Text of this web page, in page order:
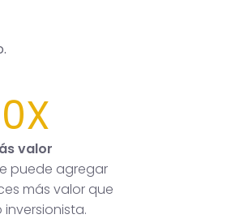
valor
puede agregar
más valor que
inversionista.